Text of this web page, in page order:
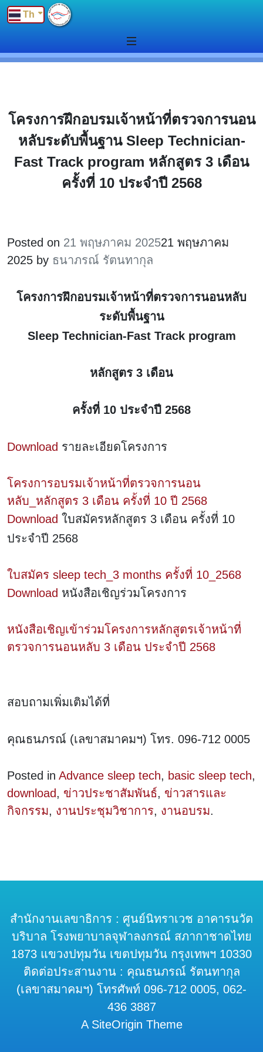
Th
โครงการฝึกอบรมเจ้าหน้าที่ตรวจการนอน
หลับระดับพื้นฐาน Sleep Technician-
Fast Track program หลักสูตร 3 เดือน
ครั้งที่ 10 ประจำปี 2568
Posted on 21 พฤษภาคม 202521 พฤษภาคม
2025 by ธนาภรณ์ รัตนทากุล
โครงการฝึกอบรมเจ้าหน้าที่ตรวจการนอนหลับ
ระดับพื้นฐาน
Sleep Technician-Fast Track program
หลักสูตร 3 เดือน
ครั้งที่ 10 ประจำปี 2568
Download รายละเอียดโครงการ
โครงการอบรมเจ้าหน้าที่ตรวจการนอน
หลับ_หลักสูตร 3 เดือน ครั้งที่ 10 ปี 2568
Download ใบสมัครหลักสูตร 3 เดือน ครั้งที่ 10
ประจำปี 2568
ใบสมัคร sleep tech_3 months ครั้งที่ 10_2568
Download หนังสือเชิญร่วมโครงการ
หนังสือเชิญเข้าร่วมโครงการหลักสูตรเจ้าหน้าที่
ตรวจการนอนหลับ 3 เดือน ประจำปี 2568
สอบถามเพิ่มเติมได้ที่
คุณธนภรณ์ (เลขาสมาคมฯ) โทร. 096-712 0005
Posted in Advance sleep tech, basic sleep tech,
download, ข่าวประชาสัมพันธ์, ข่าวสารและ
กิจกรรม, งานประชุมวิชาการ, งานอบรม.
สำนักงานเลขาธิการ : ศูนย์นิทราเวช อาคารนวัต
บริบาล โรงพยาบาลจุฬาลงกรณ์ สภากาชาดไทย
1873 แขวงปทุมวัน เขตปทุมวัน กรุงเทพฯ 10330
ติดต่อประสานงาน : คุณธนภรณ์ รัตนทากุล
(เลขาสมาคมฯ) โทรศัพท์ 096-712 0005, 062-
436 3887
A SiteOrigin Theme